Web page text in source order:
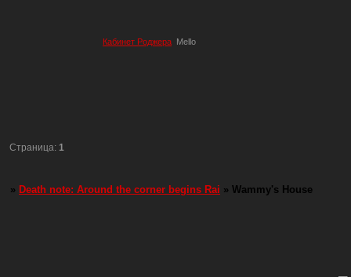
Кабинет Роджера Mello
Страница:1
» Death note: Around the corner begins Rai » Wammy's House